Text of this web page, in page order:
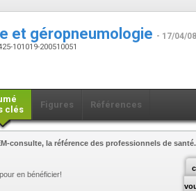
et géropneumologie - 17/04/08
101019-200510051
clés
Figures Références
consulte, la référence des professionnels de santé.
en bénéficier!